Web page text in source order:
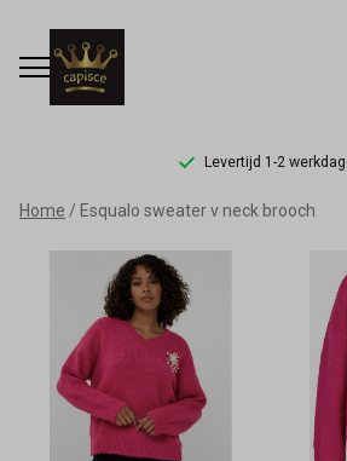
Levertijd 1-2
Esqualo
sweater
neck
brooch
Home Esqualo sweater v neck brooch